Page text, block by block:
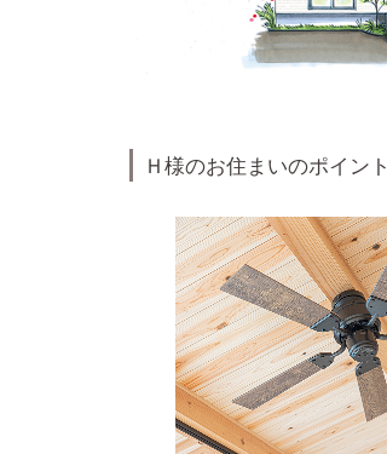
Ｈ様のお住まいのポイント